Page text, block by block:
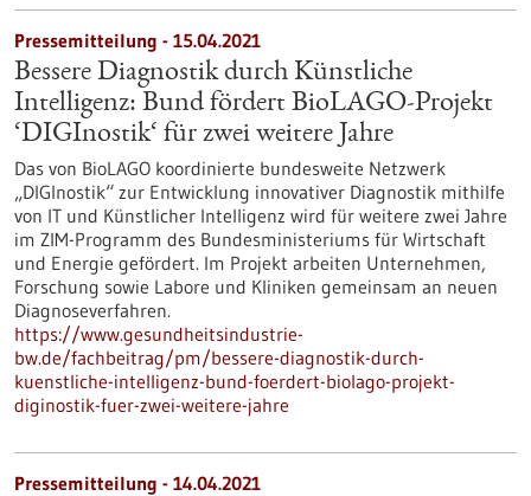
Pressemitteilung - 15.04.2021
Bessere Diagnostik durch Künstliche
Intelligenz: Bund fördert BioLAGO-Projekt
‘DIGInostik‘ für zwei weitere Jahre
Das von BioLAGO koordinierte bundesweite Netzwerk
„DIGInostik“ zur Entwicklung innovativer Diagnostik mithilfe
von IT und Künstlicher Intelligenz wird für weitere zwei Jahre
im ZIM-Programm des Bundesministeriums für Wirtschaft
und Energie gefördert. Im Projekt arbeiten Unternehmen,
Forschung sowie Labore und Kliniken gemeinsam an neuen
Diagnoseverfahren.
https://www.gesundheitsindustrie-
bw.de/fachbeitrag/pm/bessere-diagnostik-durch-
kuenstliche-intelligenz-bund-foerdert-biolago-projekt-
diginostik-fuer-zwei-weitere-jahre
Pressemitteilung - 14.04.2021